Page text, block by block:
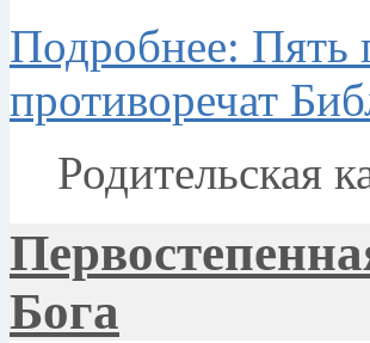
Подробнее: Пять
противоречат
Родительская
Бога